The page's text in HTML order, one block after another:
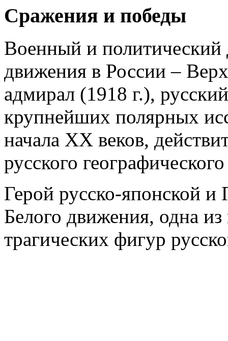
Сражения и победы
Военный и политический
движения в России –
адмирал (1918 г.),
крупнейших полярных
начала XX веков,
русского
Герой русско-японской
Белого движения, одна
трагических фигур